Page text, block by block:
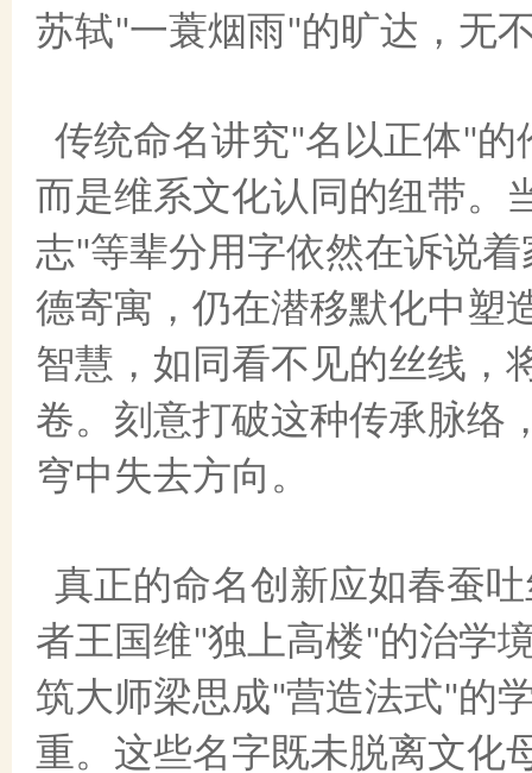
苏轼"一蓑烟雨"的旷达，无
传统命名讲究"名以正体"的
而是维系文化认同的纽带。
志"等辈分用字依然在诉说
德寄寓，仍在潜移默化中塑
智慧，如同看不见的丝线，
卷。刻意打破这种传承脉络
穹中失去方向。
真正的命名创新应如春蚕
者王国维"独上高楼"的治学
筑大师梁思成"营造法式"的
重。这些名字既未脱离文化